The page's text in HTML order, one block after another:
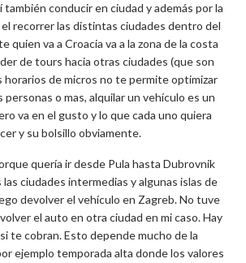
también conducir en ciudad y además por la
recorrer las distintas ciudades dentro del
quien va a Croacia va a la zona de la costa
de tours hacia otras ciudades (que son
horarios de micros no te permite optimizar
personas o mas, alquilar un vehículo es un
va en el gusto y lo que cada uno quiera
y su bolsillo obviamente.
quería ir desde Pula hasta Dubrovnik
ciudades intermedias y algunas islas de
devolver el vehículo en Zagreb. No tuve
el auto en otra ciudad en mi caso. Hay
te cobran. Esto depende mucho de la
ejemplo temporada alta donde los valores